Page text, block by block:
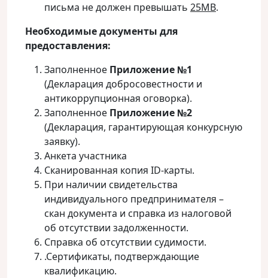
письма не должен превышать 25MB.
Необходимые документы для
предоставления:
Заполненное Приложение №1
(Декларация добросовестности и
антикоррупционная оговорка).
Заполненное Приложение №2
(Декларация, гарантирующая конкурсную
заявку).
Анкета участника
Сканированная копия ID-карты.
При наличии свидетельства
индивидуального предпринимателя –
скан документа и справка из налоговой
об отсутствии задолженности.
Справка об отсутствии судимости.
.Сертификаты, подтверждающие
квалификацию.